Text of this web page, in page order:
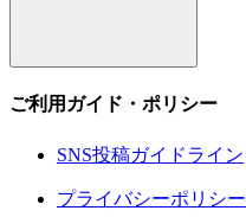
ご利用ガイド・ポリシー
SNS投稿ガイドライン
プライバシーポリシー